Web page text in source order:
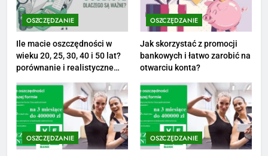
Ile zarabia striptizer: poznaj
aktualne stawki męskiego
2
Ile zarabia psycholog szkolny:
poznaj średnie zarobki na tym
stanowisku
ZAROBKI
3
OSZCZĘDZANIE
Ile macie oszczędności w
wieku 20, 25, 30, 40 i 50 lat?
porównanie i realistyczne
OSZCZĘDZANIE
Jak skorzystać z promocji
bankowych i łatwo zarobić na
otwarciu konta?
OSZCZĘDZANIE OSZCZĘDZANIE